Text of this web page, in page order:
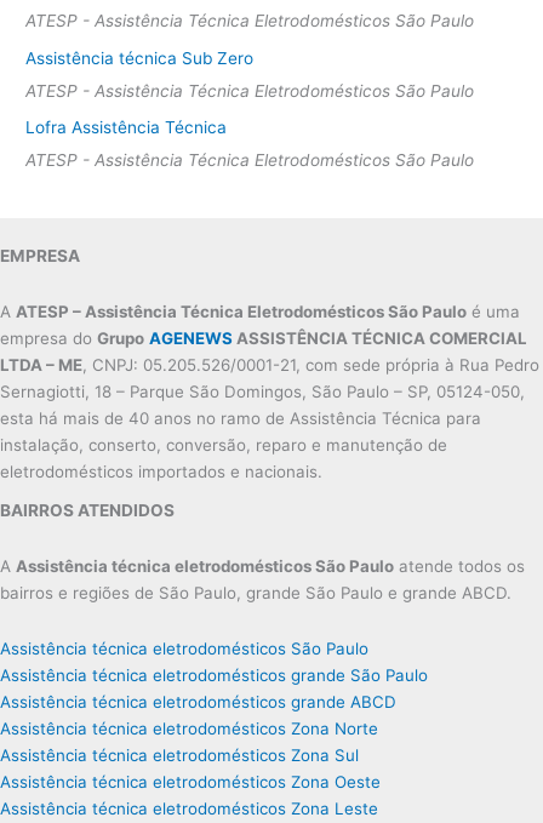
ATESP - Assistência Técnica Eletrodomésticos São Paulo
Assistência técnica Sub Zero
ATESP - Assistência Técnica Eletrodomésticos São Paulo
Lofra Assistência Técnica
ATESP - Assistência Técnica Eletrodomésticos São Paulo
EMPRESA
A ATESP – Assistência Técnica Eletrodomésticos São Paulo é uma
empresa do Grupo AGENEWS ASSISTÊNCIA TÉCNICA COMERCIAL
LTDA – ME , CNPJ: 05.205.526/0001-21, com sede própria à Rua Pedro
Sernagiotti, 18 – Parque São Domingos, São Paulo – SP, 05124-050,
esta há mais de 40 anos no ramo de Assistência Técnica para
instalação, conserto, conversão, reparo e manutenção de
eletrodomésticos importados e nacionais.
BAIRROS ATENDIDOS
A Assistência técnica eletrodomésticos São Paulo atende todos os
bairros e regiões de São Paulo, grande São Paulo e grande ABCD.
Assistência técnica eletrodomésticos São Paulo
Assistência técnica eletrodomésticos grande São Paulo
Assistência técnica eletrodomésticos grande ABCD
Assistência técnica eletrodomésticos Zona Norte
Assistência técnica eletrodomésticos Zona Sul
Assistência técnica eletrodomésticos Zona Oeste
Assistência técnica eletrodomésticos Zona Leste